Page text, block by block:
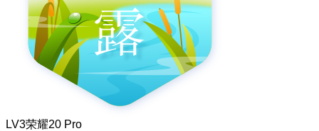
LV3荣耀20 Pro